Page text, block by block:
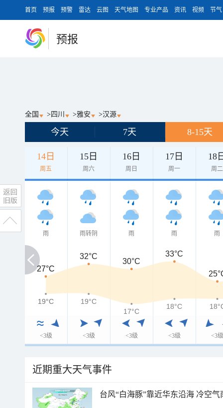
首页 预报 预警 雷达 云图 天气地图 专业产品 资讯 视频 节气
预报
全国 > 四川 >雅安 >汉源
今天 7天 8-15天
14日
周五
15日
周六
16日
周日
17日
周一
18
周二
雨
<3级
雨转阴
<3级
雨
<3级
雨
<3级
雨
<3级
27°C
27°C
32°C
30°C
33°C
19°C
19°C
19°C
17°C
18°C
近期重大天气事件
台风“白海豚”靠近华东沿海 冷空